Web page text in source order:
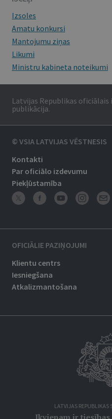
Izsoles
Amatu konkursi
Mantojumu ziņas
Likumi
Ministru kabineta noteikumi
Latvijas Republikas oficiālais
publikācija.
© VSIA LATVIJAS VĒSTNESIS
Kontakti
Par oficiālo izdevumu
Piekļūstamība
OFICIĀLIE PAZIŅOJUMI
Klientu centrs
Iesniegšana
Atkalizmantošana
LATVIJAS REPUBLIKAS